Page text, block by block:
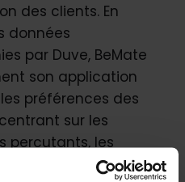
des clients. En
données
par Duve, BeMate
son application
préférences des
sur les
percutants, les
et les questions